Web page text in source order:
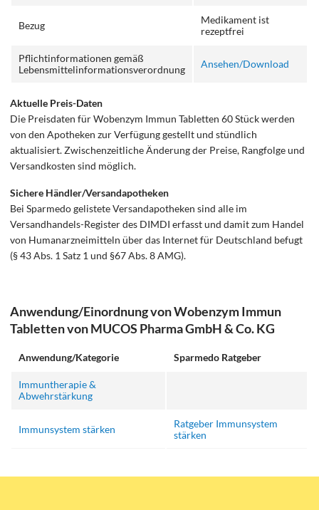
Bezug
Medikament ist
rezeptfrei
Pflichtinformationen gemäß
Lebensmittelinformationsverordnung
Ansehen/Download
Aktuelle Preis-Daten
Die Preisdaten für Wobenzym Immun Tabletten 60 Stück werden
von den Apotheken zur Verfügung gestellt und stündlich
aktualisiert. Zwischenzeitliche Änderung der Preise, Rangfolge und
Versandkosten sind möglich.
Sichere Händler/Versandapotheken
Bei Sparmedo gelistete Versandapotheken sind alle im
Versandhandels-Register des DIMDI erfasst und damit zum Handel
von Humanarzneimitteln über das Internet für Deutschland befugt
(§ 43 Abs. 1 Satz 1 und §67 Abs. 8 AMG).
Anwendung/Einordnung von Wobenzym Immun
Tabletten von MUCOS Pharma GmbH & Co. KG
Anwendung/Kategorie Sparmedo Ratgeber
Immuntherapie &
Abwehrstärkung
Immunsystem stärken
Ratgeber Immunsystem
stärken